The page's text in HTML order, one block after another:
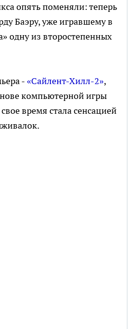
опять поменяли: теперь
Баэру, уже игравшему в
одну из второстепенных
- «Сайлент-Хилл-2»,
компьютерной игры
время стала сенсацией